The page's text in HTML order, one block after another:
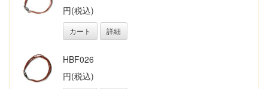
円(税込)
カート 詳細
HBF026
円(税込)